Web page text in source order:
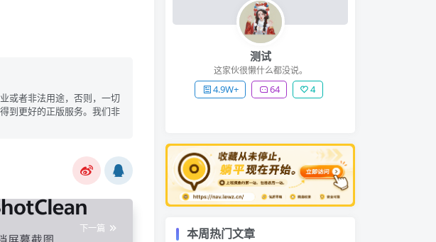
或者非法用途，否则，一切
到更好的正版服务。我们非
下一篇
测试
这家伙很懒什么都没说。
4.9W+ 64 4
本周热门文章